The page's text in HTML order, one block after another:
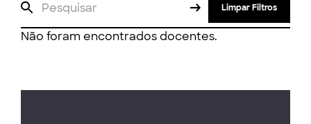
Limpar Filtros
Não foram encontrados docentes.